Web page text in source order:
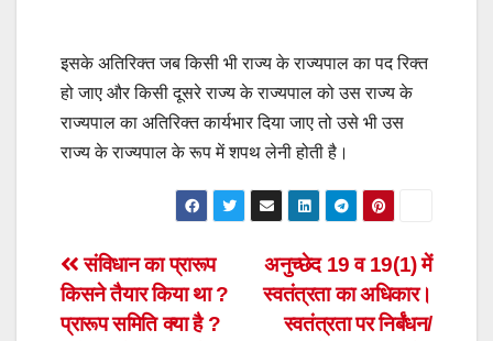
इसके अतिरिक्त जब किसी भी राज्य के राज्यपाल का पद रिक्त
हो जाए और किसी दूसरे राज्य के राज्यपाल को उस राज्य के
राज्यपाल का अतिरिक्त कार्यभार दिया जाए तो उसे भी उस
राज्य के राज्यपाल के रूप में शपथ लेनी होती है।
Post
navigation
अनुच्छेद 19 व 19(1) में
स्वतंत्रता का अधिकार।
स्वतंत्रता पर निर्बंधन/
संविधान का प्रारूप
किसने तैयार किया था ?
प्रारूप समिति क्या है ?